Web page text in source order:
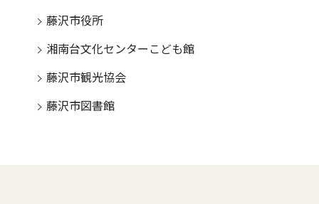
藤沢市役所
湘南台文化センターこども館
藤沢市観光協会
藤沢市図書館